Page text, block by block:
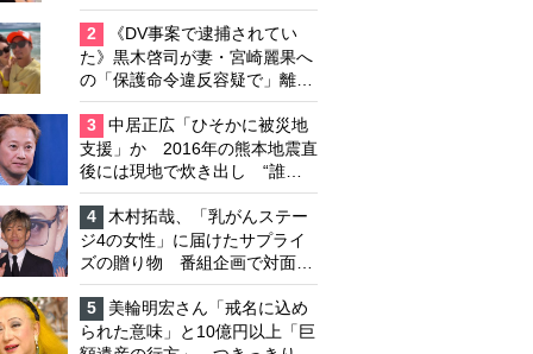
逮捕で始まる「夫婦の闘争」
2
《DV事案で逮捕されてい
た》黒木啓司が妻・宮崎麗果へ
の「保護命令違反容疑で」離婚
協議は「第二ステージ」へ
3
中居正広「ひそかに被災地
支援」か 2016年の熊本地震直
後には現地で炊き出し “誰に
も知られなくて良い”と、むし
ろ強まる福祉活動への思い
4
木村拓哉、「乳がんステー
ジ4の女性」に届けたサプライ
ズの贈り物 番組企画で対面し
たファンが、夢と希望を与える
心遣いに「うれしくて号泣しま
した」
5
美輪明宏さん「戒名に込め
られた意味」と10億円以上「巨